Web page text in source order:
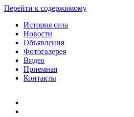
Перейти к содержимому
История села
Новости
Объявления
Фотогалерея
Видео
Приемная
Контакты